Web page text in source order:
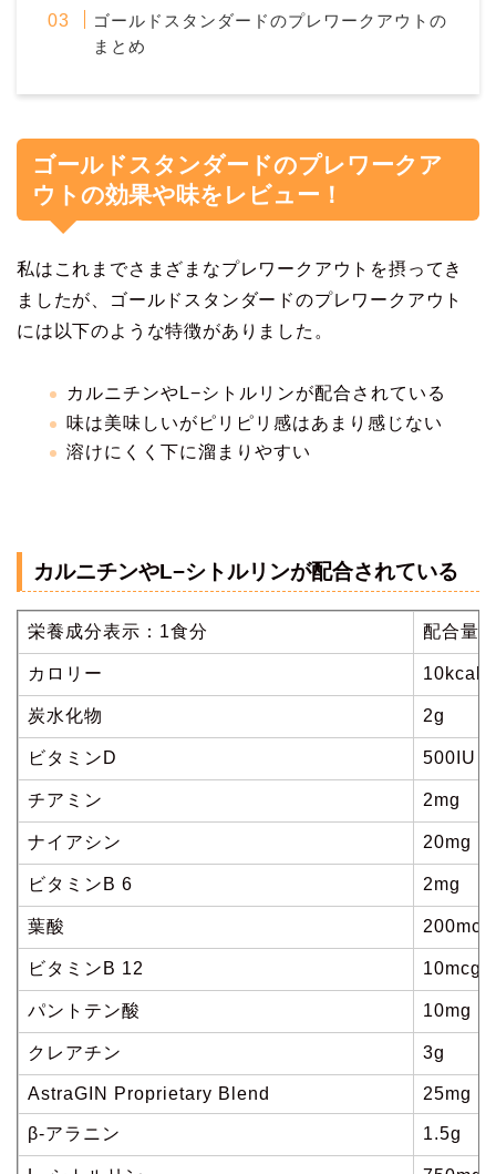
ゴールドスタンダードのプレワークアウトの
まとめ
ゴールドスタンダードのプレワークア
ウトの効果や味をレビュー！
私はこれまでさまざまなプレワークアウトを摂ってき
ましたが、ゴールドスタンダードのプレワークアウト
には以下のような特徴がありました。
カルニチンやL−シトルリンが配合されている
味は美味しいがピリピリ感はあまり感じない
溶けにくく下に溜まりやすい
カルニチンやL−シトルリンが配合されている
栄養成分表示：1食分 配合量
カロリー 10kcal
炭水化物 2g
ビタミンD 500IU
チアミン 2mg
ナイアシン 20mg
ビタミンB 6 2mg
葉酸 200mcg
ビタミンB 12 10mcg
パントテン酸 10mg
クレアチン 3g
AstraGIN Proprietary Blend 25mg
β-アラニン 1.5g